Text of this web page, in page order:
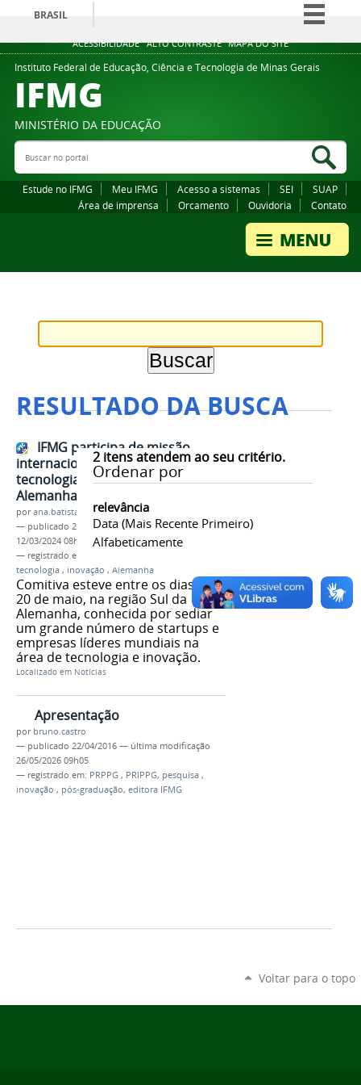
ACESSIBILIDADE ALTO CONTRASTE MAPA DO SITE
BRASIL
Simplifique!
Comunica BR
Legislação
Instituto Federal de Educação, Ciência e Tecnologia de Minas Gerais
IFMG
MINISTÉRIO DA EDUCAÇÃO
Buscar no portal
Estude no IFMG Meu IFMG Acesso a sistemas SEI
SUAP
Área de imprensa
Orcamento Ouvidoria Contato
RESULTADO DA BUSCA
2itens atendem ao seu critério.
Ordenar por
relevância
Data (mais Recente Primeiro)
Alfabeticamente
IFMG participa de missão
internacional focada em
tecnologia e inovação na
Alemanha
porana.batista
— publicado 23/05/2022 —última modificação
12/03/2024 08h18
— registrado em:
tecnologia , inovação , Alemanha
Comitiva esteve entre os dias 15 e
20 de maio, na região Sul da
Alemanha, conhecida por sediar
um grande número de startups e
empresas líderes mundiais na
área de tecnologia e inovação.
Localizado em Notícias
Apresentação
por bruno.castro
— publicado 22/04/2016 — última modificação
26/05/2026 09h05
— registrado em: PRPPG , PRIPPG, pesquisa ,
inovação , pós-graduação, editora IFMG
Voltar para o topo